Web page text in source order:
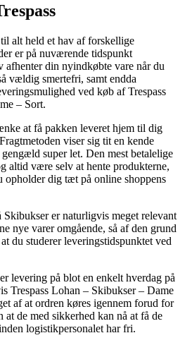
alt held et hav af forskellige
er på nuværende tidspunkt
afhenter din nyindkøbte vare når du
vældig smertefri, samt endda
ved køb af Trespass
– Sort.
at få pakken leveret hjem til dig
viser sig tit en kende
super let. Den mest betalelige
altid være selv at hente produkterne,
opholder dig tæt på online shoppens
Skibukser er naturligvis meget relevant
nye varer omgående, så af den grund
du studerer leveringstidspunktet ved
levering på blot en enkelt hverdag på
Trespass Lohan – Skibukser – Dame
af at ordren køres igennem forud for
at de med sikkerhed kan nå at få de
logistikpersonalet har fri.